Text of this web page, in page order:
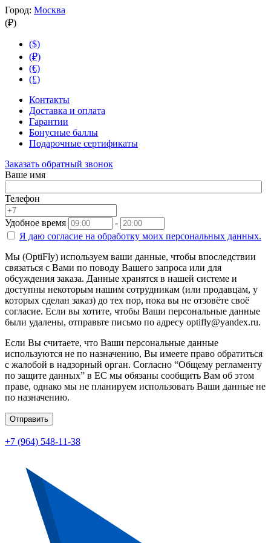
Город: Москва
(₽)
($)
(₽)
(€)
(£)
Контакты
Доставка и оплата
Гарантии
Бонусные баллы
Подарочные сертификаты
Заказать обратный звонок
Ваше имя
Телефон
Удобное время
-
Я даю согласие на обработку моих персональных данных.
Мы (OptiFly) используем ваши данные, чтобы впоследствии
связаться с Вами по поводу Вашего запроса или для
обсуждения заказа. Данные хранятся в нашей системе и
доступны некоторым нашим сотрудникам (или продавцам, у
которых сделан заказ) до тех пор, пока вы не отзовёте своё
согласие. Если вы хотите, чтобы Ваши персональные данные
были удалены, отправьте письмо по адресу optifly@yandex.ru.
Если Вы считаете, что Ваши персональные данные
используются не по назначению, Вы имеете право обратиться
с жалобой в надзорный орган. Согласно “Общему регламенту
по защите данных” в ЕС мы обязаны сообщить Вам об этом
праве, однако мы не планируем использовать Ваши данные не
по назначению.
Отправить
+7 (964) 548-11-38